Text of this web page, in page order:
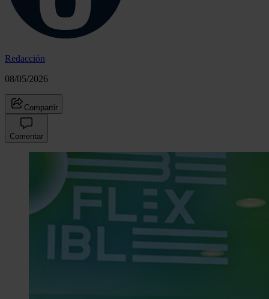
Redacción
08/05/2026
Compartir
Comentar